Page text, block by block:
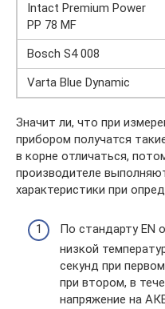
Intact Premium Power
PP 78 MF
Bosch S4 008
Varta Blue Dynamic
Значит ли, что при
прибором получатся
в корне отличаться,
производителе
характеристики при
По стандарту EN
низкой
секунд при
при втором, в
напряжение на